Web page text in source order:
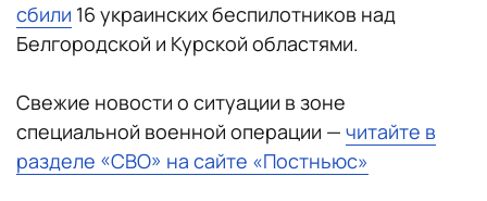
сбили 16 украинских беспилотников над
Белгородской и Курской областями.
Свежие новости о ситуации в зоне
специальной военной операции — читайте в
разделе «СВО» на сайте «Постньюс»